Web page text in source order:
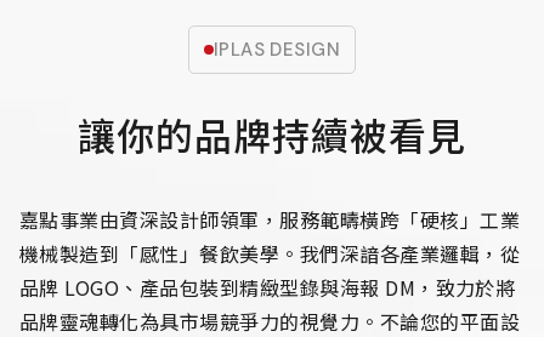
IPLAS DESIGN
讓你的品牌持續被看見
嘉點事業由資深設計師領軍，服務範疇橫跨「硬核」工業
機械製造到「感性」餐飲美學。我們深諳各產業邏輯，從
品牌 LOGO、產品包裝到精緻型錄與海報 DM，致力於將
品牌靈魂轉化為具市場競爭力的視覺力。不論您的平面設